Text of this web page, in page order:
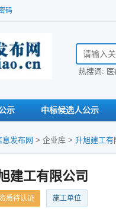
码
搜索招标信
热搜词:
示 中标候选人公示
息发布网 > 企业库 > 升旭建工有
建工有限公司
质待认证 施工单位